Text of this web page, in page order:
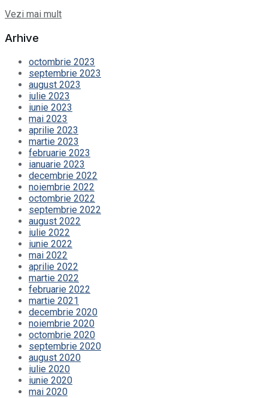
Vezi mai mult
Arhive
octombrie 2023
septembrie 2023
august 2023
iulie 2023
iunie 2023
mai 2023
aprilie 2023
martie 2023
februarie 2023
ianuarie 2023
decembrie 2022
noiembrie 2022
octombrie 2022
septembrie 2022
august 2022
iulie 2022
iunie 2022
mai 2022
aprilie 2022
martie 2022
februarie 2022
martie 2021
decembrie 2020
noiembrie 2020
octombrie 2020
septembrie 2020
august 2020
iulie 2020
iunie 2020
mai 2020